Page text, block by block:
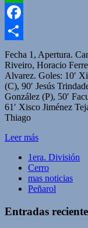
WhatsApp
Facebook
Compartir
Fecha 1, Apertura.
Riveiro, Horacio
Alvarez. Goles: 10′
(C), 90′ Jesús
González (P), 50′
61′ Xisco Jiménez
Thiago
Leer más
1era. División
Cerro
mas noticias
Peñarol
Entradas